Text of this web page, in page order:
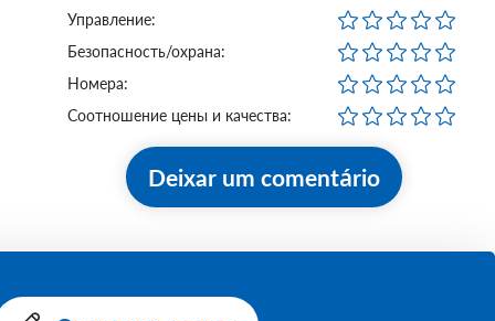
Управление:
Безопасность/охрана:
Номера:
Соотношение цены и качества:
Deixar um comentário